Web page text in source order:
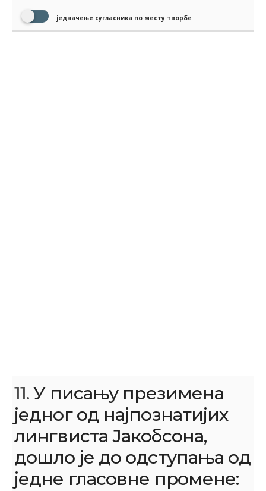
једначење сугласника по месту творбе
11.У писању презимена
једног од најпознатијих
лингвиста Јакобсона,
дошло је до одступања од
једне гласовне промене: